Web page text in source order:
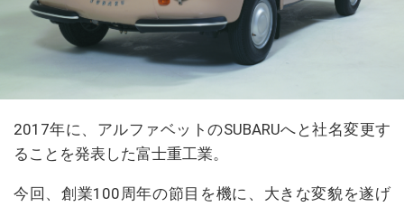
2017年に、アルファベットのSUBARUへと社名変更す
ることを発表した富士重工業。
今回、創業100周年の節目を機に、大きな変貌を遂げ